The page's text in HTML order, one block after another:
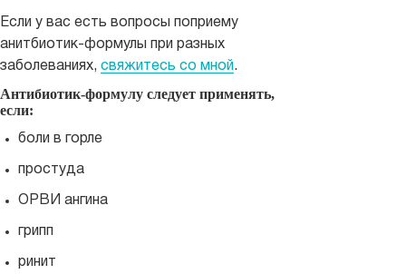
Если у вас есть вопросы поприему
анитбиотик-формулы при разных
заболеваниях, свяжитесь со мной .
Антибиотик-формулу следует применять,
если:
боли в горле
простуда
ОРВИ ангина
грипп
ринит